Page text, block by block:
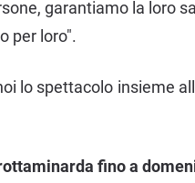
garantiamo la loro
per loro".
lo spettacolo insieme
fino a